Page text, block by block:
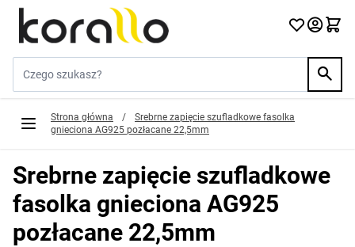
Przejdź do treści
Strona główna /
Srebrne zapięcie szufladkowe fasolka
gnieciona AG925 pozłacane 22,5mm
Srebrne zapięcie szufladkowe
fasolka gnieciona AG925
pozłacane 22,5mm